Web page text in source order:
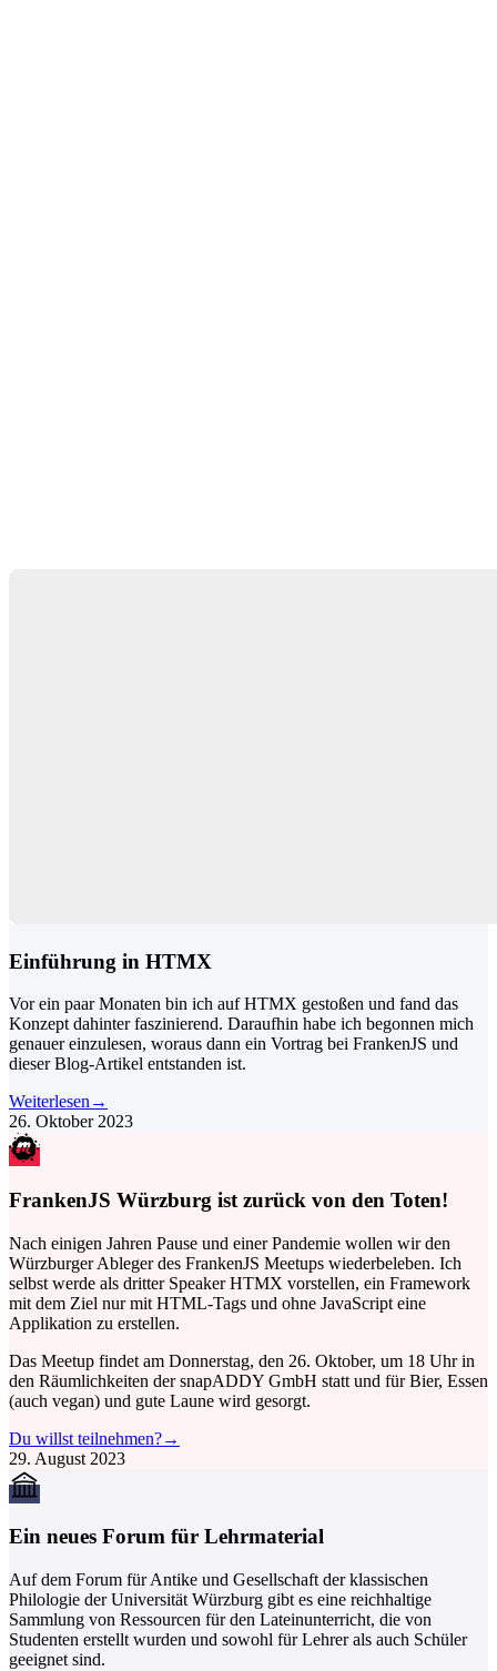
Einführung in HTMX
Vor ein paar Monaten bin ich auf HTMX gestoßen und fand das
Konzept dahinter faszinierend. Daraufhin habe ich begonnen mich
genauer einzulesen, woraus dann ein Vortrag bei FrankenJS und
dieser Blog-Artikel entstanden ist.
Weiterlesen →
26. Oktober 2023
FrankenJS Würzburg ist zurück von den Toten!
Nach einigen Jahren Pause und einer Pandemie wollen wir den
Würzburger Ableger des FrankenJS Meetups wiederbeleben. Ich
selbst werde als dritter Speaker HTMX vorstellen, ein Framework
mit dem Ziel nur mit HTML-Tags und ohne JavaScript eine
Applikation zu erstellen.
Das Meetup findet am Donnerstag, den 26. Oktober, um 18 Uhr in
den Räumlichkeiten der snapADDY GmbH statt und für Bier, Essen
(auch vegan) und gute Laune wird gesorgt.
Du willst teilnehmen?→
29. August 2023
Ein neues Forum für Lehrmaterial
Auf dem Forum für Antike und Gesellschaft der klassischen
Philologie der Universität Würzburg gibt es eine reichhaltige
Sammlung von Ressourcen für den Lateinunterricht, die von
Studenten erstellt wurden und sowohl für Lehrer als auch Schüler
geeignet sind.